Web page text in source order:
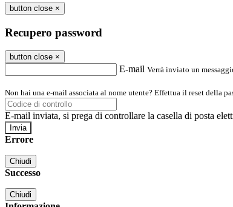
button close ×
Recupero password
button close ×
E-mail Verrà inviato un
Non hai una e-mail associata al nome utente? Effettua il reset della
E-mail inviata, si prega di controllare la casella di posta
Errore
Chiudi
Successo
Chiudi